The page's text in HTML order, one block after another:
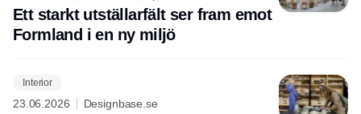
Ett starkt utställarfält ser fram emot
Formland i en ny miljö
Interior
23.06.2026 Designbase.se